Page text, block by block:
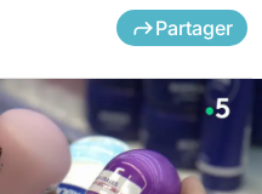
Partager